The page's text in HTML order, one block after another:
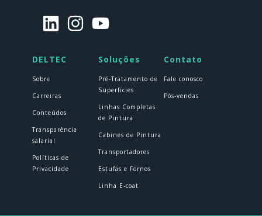
DELTEC Soluções Contato
Sobre
Carreiras
Conteúdos
Transparência
salarial
Políticas de
Privacidade
Pré-Tratamento de
Superfícies
Linhas Completas
de Pintura
Cabines de Pintura
Transportadores
Estufas e Fornos
Linha E-coat
Fale conosco
Pós-vendas